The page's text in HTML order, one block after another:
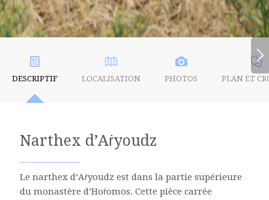
DESCRIPTIF LOCALISATION PHOTOS PLAN ET
Narthex d’Aṙyoudz
Le narthex d’Aṙyoudz est dans la partie supérieure
du monastère d’Hoṙomos. Cette pièce carrée